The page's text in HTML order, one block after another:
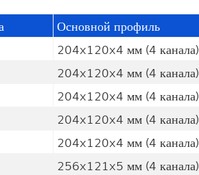
Основной профиль
204x120x4 мм (4 канала)
204x120x4 мм (4 канала)
204x120x4 мм (4 канала)
204x120x4 мм (4 канала)
204x120x4 мм (4 канала)
256x121x5 мм (4 канала)